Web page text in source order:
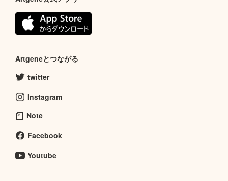
Artgeneとつながる
twitter
Instagram
Note
Facebook
Youtube